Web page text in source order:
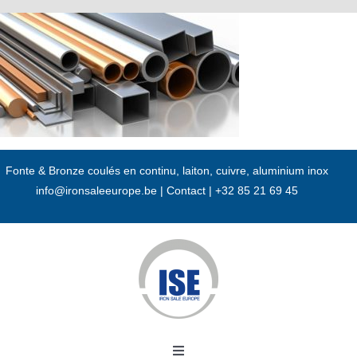
Passer
au
contenu
Fonte & Bronze coulés en continu, laiton, cuivre, aluminium inox
info@ironsaleeurope.be| Contact | +32 85 21 69 45